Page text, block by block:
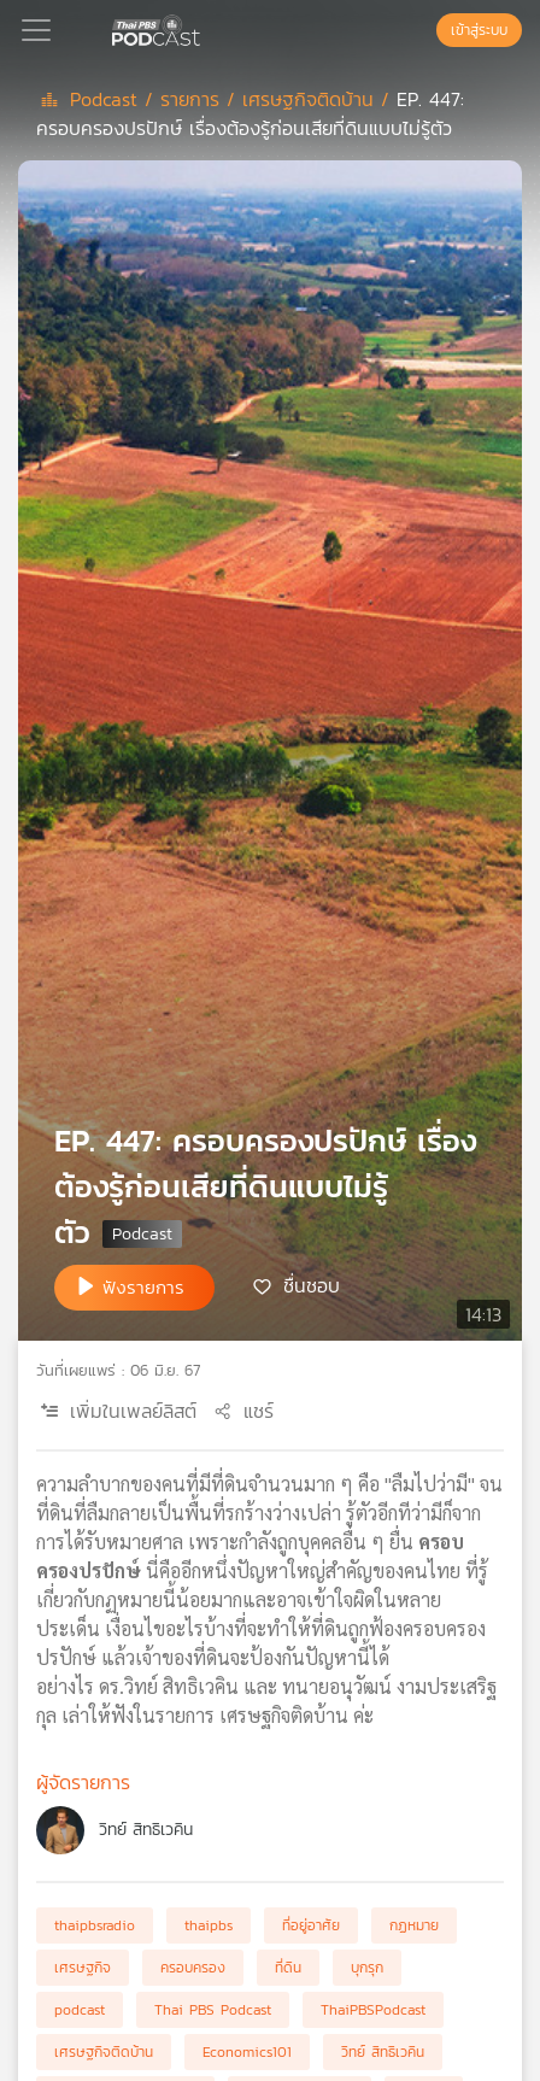
Podcast
เพล
ย์
ลิ
สต์
แนะนำ
เพล
ย์
ลิ
สต์
ของ
คุณ
เพลง
บทความ
ข่าว
และ
กิจกรรม
เกี่ยว
กับ
เรา
เครือ
ข่าย
แผนที่
วิทยุ
เครือ
เข้าสู่ระบบ
Podcast / รายการ / เศรษฐกิจติดบ้าน / EP. 447:
ครอบครองปรปักษ์ เรื่องต้องรู้ก่อนเสียที่ดินแบบไม่รู้ตัว
14:13
EP. 447: ครอบครองปรปักษ์ เรื่อง
ต้องรู้ก่อนเสียที่ดินแบบไม่รู้
ตัว
ฟังรายการ ชื่นชอบ
วันที่เผยแพร่ : 06 มิ.ย. 67
เพิ่มในเพลย์ลิสต์ แชร์
ความลำบากของคนที่มีที่ดินจำนวนมาก ๆ คือ "ลืมไปว่ามี" จน
ที่ดินที่ลืมกลายเป็นพื้นที่รกร้างว่างเปล่า รู้ตัวอีกทีว่ามีก็จาก
การได้รับหมายศาล เพราะกำลังถูกบุคคลอื่น ๆ ยื่น ครอบ
ครองปรปักษ์นี่คืออีกหนึ่งปัญหาใหญ่สำคัญของคนไทย ที่รู้
เกี่ยวกับกฏหมายนี้น้อยมากและอาจเข้าใจผิดในหลาย
ประเด็น เงื่อนไขอะไรบ้างที่จะทำให้ที่ดินถูกฟ้องครอบครอง
ปรปักษ์ แล้วเจ้าของที่ดินจะป้องกันปัญหานี้ได้
อย่างไร ดร.วิทย์ สิทธิเวคิน และ ทนายอนุวัฒน์ งามประเสริฐ
กุล เล่าให้ฟังในรายการ เศรษฐกิจติดบ้าน ค่ะ
ผู้จัดรายการ
วิทย์ สิทธิเวคิน
thaipbsradio thaipbs ที่อยู่อาศัย
กฏหมาย
เศรษฐกิจ
ครอบครอง ที่ดิน
บุกรุก
podcast
Thai PBS Podcast
ThaiPBSPodcast
เศรษฐกิจติดบ้าน
Economics101
วิทย์ สิทธิเวคิน